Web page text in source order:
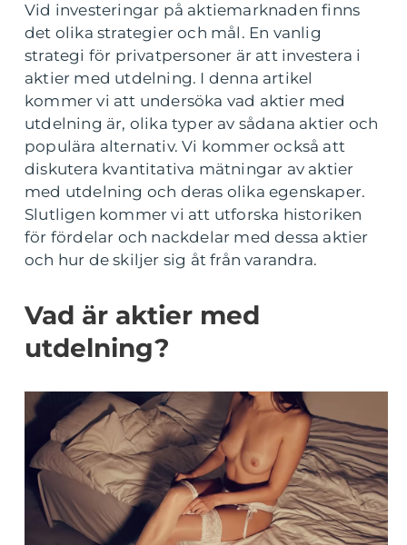
Vid investeringar på aktiemarknaden finns
det olika strategier och mål. En vanlig
strategi för privatpersoner är att investera i
aktier med utdelning. I denna artikel
kommer vi att undersöka vad aktier med
utdelning är, olika typer av sådana aktier och
populära alternativ. Vi kommer också att
diskutera kvantitativa mätningar av aktier
med utdelning och deras olika egenskaper.
Slutligen kommer vi att utforska historiken
för fördelar och nackdelar med dessa aktier
och hur de skiljer sig åt från varandra.
Vad är aktier med
utdelning?